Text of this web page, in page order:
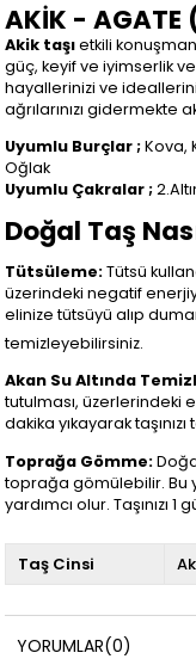
AKİK - AGATE
Akik taşıetkili
güç, keyif ve iyimserlik
hayallerinizi ve
ağrılarınızı gidermekte
Uyumlu Burçlar ;Kova,
Oğlak
Uyumlu Çakralar ;
Doğal Taş
Tütsüleme:Tütsü
üzerindeki negatif
elinize tütsüyü alıp
temizleyebilirsiniz.
Akan Su Altında
tutulması, üzerlerindeki
dakika yıkayarak
Toprağa Gömme:
toprağa gömülebilir. Bu
yardımcı olur. Taşınızı
Taş Cinsi
YORUMLAR(0)